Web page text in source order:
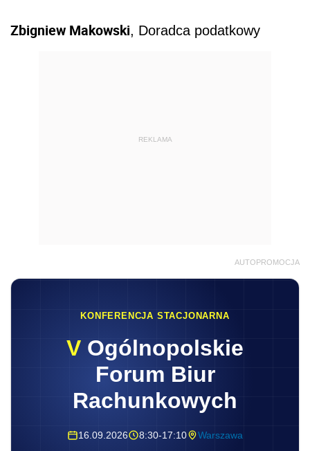
Zbigniew Makowski, Doradca podatkowy
REKLAMA
AUTOPROMOCJA
KONFERENCJA STACJONARNA
V Ogólnopolskie
Forum Biur
Rachunkowych
16.09.2026 8:30-17:10 Warszawa